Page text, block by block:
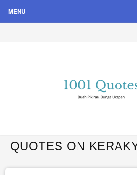
MENU
Quote Hari Puisi
QUOTES ON